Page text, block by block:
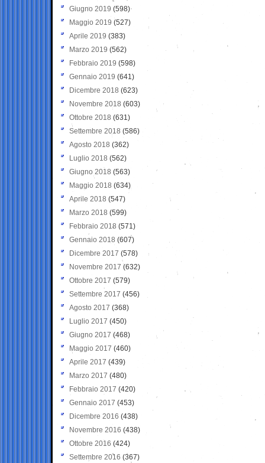
Giugno 2019 (598)
Maggio 2019 (527)
Aprile 2019 (383)
Marzo 2019 (562)
Febbraio 2019 (598)
Gennaio 2019 (641)
Dicembre 2018 (623)
Novembre 2018 (603)
Ottobre 2018 (631)
Settembre 2018 (586)
Agosto 2018 (362)
Luglio 2018 (562)
Giugno 2018 (563)
Maggio 2018 (634)
Aprile 2018 (547)
Marzo 2018 (599)
Febbraio 2018 (571)
Gennaio 2018 (607)
Dicembre 2017 (578)
Novembre 2017 (632)
Ottobre 2017 (579)
Settembre 2017 (456)
Agosto 2017 (368)
Luglio 2017 (450)
Giugno 2017 (468)
Maggio 2017 (460)
Aprile 2017 (439)
Marzo 2017 (480)
Febbraio 2017 (420)
Gennaio 2017 (453)
Dicembre 2016 (438)
Novembre 2016 (438)
Ottobre 2016 (424)
Settembre 2016 (367)